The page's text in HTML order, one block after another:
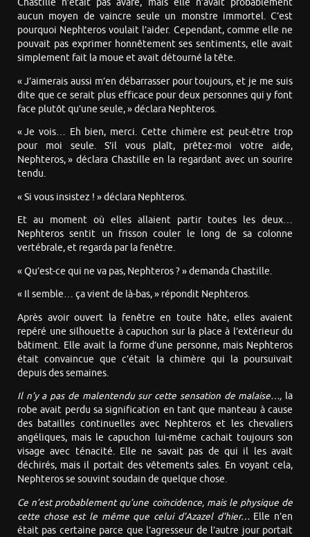
Chastille n’était pas avare, mais elle n’avait probablement
aucun moyen de vaincre seule un monstre immortel. C’est
pourquoi Nephteros voulait l’aider. Cependant, comme elle ne
pouvait pas exprimer honnêtement ses sentiments, elle avait
simplement fait la moue et avait détourné la tête.
« J’aimerais aussi m’en débarrasser pour toujours, et je me suis
dite que ce serait plus efficace pour deux personnes qui y font
face plutôt qu’une seule, » déclara Nephteros.
« Je vois… Eh bien, merci. Cette chimère est peut-être trop
pour moi seule. S’il vous plaît, prêtez-moi votre aide,
Nephteros, » déclara Chastille en la regardant avec un sourire
tendu.
« Si vous insistez ! » déclara Nephteros.
Et au moment où elles allaient partir toutes les deux…
Nephteros sentit un frisson couler le long de sa colonne
vertébrale, et regarda par la fenêtre.
« Qu’est-ce qui ne va pas, Nephteros ? » demanda Chastille.
« Il semble… ça vient de là-bas, » répondit Nephteros.
Après avoir ouvert la fenêtre en toute hâte, elles avaient
repéré une silhouette à capuchon sur la place à l’extérieur du
bâtiment. Elle avait la forme d’une personne, mais Nephteros
était convaincue que c’était la chimère qui la poursuivait
depuis des semaines.
Il n’y a pas de malentendu sur cette sensation de malaise…, la
robe avait perdu sa signification en tant que manteau à cause
des batailles continuelles avec Nephteros et les chevaliers
angéliques, mais le capuchon lui-même cachait toujours son
visage avec ténacité. Elle ne savait pas de qui il les avait
déchirés, mais il portait des vêtements sales. En voyant cela,
Nephteros se souvint soudain de quelque chose.
Ce n’est probablement qu’une coïncidence, mais le physique de
cette chose est le même que celui d’Azazel d’hier… Elle n’en
était pas certaine parce que l’agresseur de l’autre jour portait